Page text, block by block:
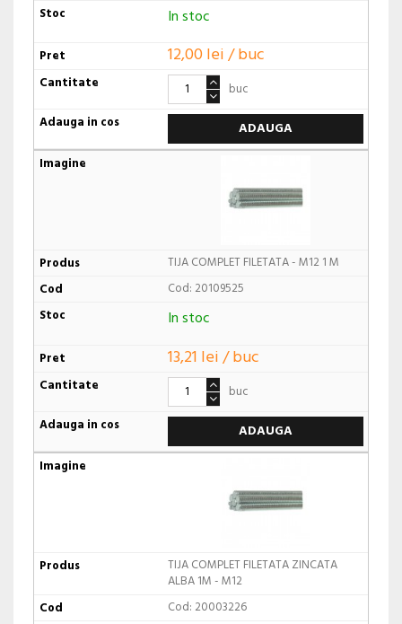
In stoc
12,00 lei / buc
buc
ADAUGA
TIJA COMPLET FILETATA - M12 1 M
Cod: 20109525
In stoc
13,21 lei / buc
buc
ADAUGA
TIJA COMPLET FILETATA ZINCATA
ALBA 1M - M12
Cod: 20003226